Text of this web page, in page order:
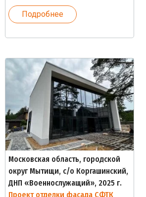
Подробнее
Московская область, городской
округ Мытищи, с/о Коргашинский,
ДНП «Военнослужащий», 2025 г.
Проект отделки фасада СФТК